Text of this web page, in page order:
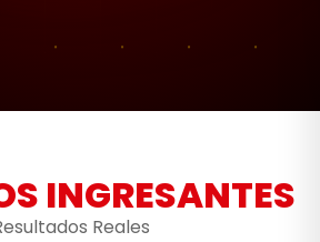
INGRESANTES
Reales